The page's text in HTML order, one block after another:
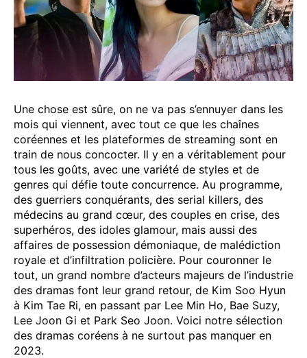
Une chose est sûre, on ne va pas s’ennuyer dans les
mois qui viennent, avec tout ce que les chaînes
coréennes et les plateformes de streaming sont en
train de nous concocter. Il y en a véritablement pour
tous les goûts, avec une variété de styles et de
genres qui défie toute concurrence. Au programme,
des guerriers conquérants, des serial killers, des
médecins au grand cœur, des couples en crise, des
superhéros, des idoles glamour, mais aussi des
affaires de possession démoniaque, de malédiction
royale et d’infiltration policière. Pour couronner le
tout, un grand nombre d’acteurs majeurs de l’industrie
des dramas font leur grand retour, de Kim Soo Hyun
à Kim Tae Ri, en passant par Lee Min Ho, Bae Suzy,
Lee Joon Gi et Park Seo Joon. Voici notre sélection
des dramas coréens à ne surtout pas manquer en
2023.